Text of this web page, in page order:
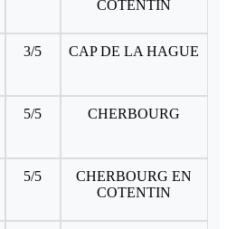
COTENTIN
3/5 CAP DE LA HAGUE
5/5 CHERBOURG
5/5
CHERBOURG EN
COTENTIN